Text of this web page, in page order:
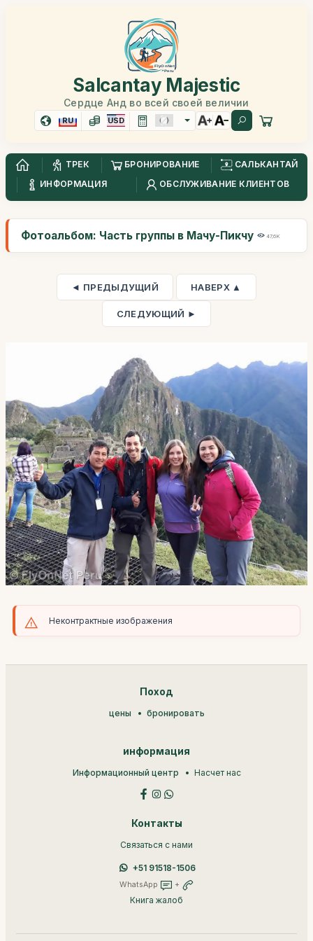
Salcantay Majestic
Сердце Анд во всей своей величии
RU USD
ТРЕК БРОНИРОВАНИЕ
САЛЬКАНТАЙ
ИНФОРМАЦИЯ
ОБСЛУЖИВАНИЕ КЛИЕНТОВ
Фотоальбом: Часть группы в Мачу-Пикчу 47,6K
◄ ПРЕДЫДУЩИЙ НАВЕРХ ▲
СЛЕДУЮЩИЙ ►
Неконтрактные изображения
Поход
цены бронировать
информация
Информационный центр Насчет нас
Контакты
Связаться с нами
+51 91518-1506
WhatsApp +
Книга жалоб